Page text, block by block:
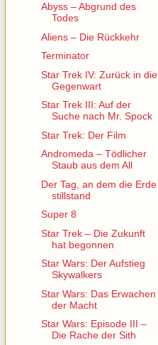
Abyss – Abgrund des
Todes
Aliens – Die Rückkehr
Terminator
Star Trek IV: Zurück in die
Gegenwart
Star Trek III: Auf der
Suche nach Mr. Spock
Star Trek: Der Film
Andromeda – Tödlicher
Staub aus dem All
Der Tag, an dem die Erde
stillstand
Super 8
Star Trek – Die Zukunft
hat begonnen
Star Wars: Der Aufstieg
Skywalkers
Star Wars: Das Erwachen
der Macht
Star Wars: Episode III –
Die Rache der Sith